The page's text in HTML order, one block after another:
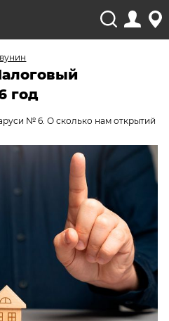
год
№ 6. О сколько нам открытий